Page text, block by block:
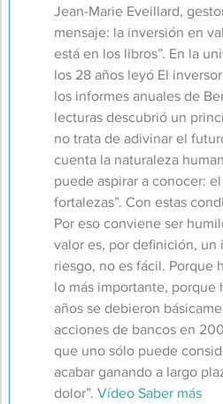
Jean-Marie Eveillard,
mensaje: la inversión en
está en los libros”. En la
los 28 años leyó El
los informes anuales de
lecturas descubrió un
no trata de adivinar el
cuenta la naturaleza
puede aspirar a conocer:
fortalezas”. Con estas
Por eso conviene ser
valor es, por definición, un
riesgo, no es fácil. Porque
lo más importante, porque
años se debieron
acciones de bancos en
que uno sólo puede
acabar ganando a largo
dolor”. VídeoSaber más